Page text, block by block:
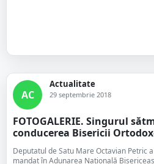
AC
Actualitate
29 septembrie 2018
FOTOGALERIE. Singurul
conducerea Bisericii
Deputatul de Satu Mare Octavian Petric
mandat în Adunarea Națională